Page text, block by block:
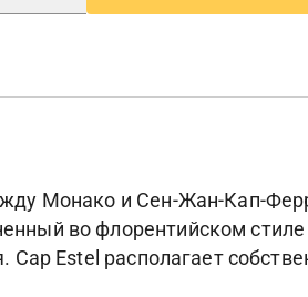
Монако и Сен-Жан-Кап-
во флорентийском
Estel располагает